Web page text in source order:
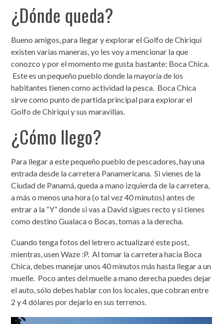
¿Dónde queda?
Bueno amigos, para llegar y explorar el Golfo de Chiriquí
existen varias maneras, yo les voy a mencionar la que
conozco y por el momento me gusta bastante: Boca Chica.
Este es un pequeño pueblo donde la mayoría de los
habitantes tienen como actividad la pesca. Boca Chica
sirve como punto de partida principal para explorar el
Golfo de Chiriquí y sus maravillas.
¿Cómo llego?
Para llegar a este pequeño pueblo de pescadores, hay una
entrada desde la carretera Panamericana. Si vienes de la
Ciudad de Panamá, queda a mano izquierda de la carretera,
a más o menos una hora (o tal vez 40 minutos) antes de
entrar a la “Y” donde si vas a David sigues recto y si tienes
como destino Gualaca o Bocas, tomas a la derecha.
Cuando tenga fotos del letrero actualizaré este post,
mientras, usen Waze :P. Al tomar la carretera hacia Boca
Chica, debes manejar unos 40 minutos más hasta llegar a un
muelle. Poco antes del muelle a mano derecha puedes dejar
el auto, sólo debes hablar con los locales, que cobran entre
2 y 4 dólares por dejarlo en sus terrenos.